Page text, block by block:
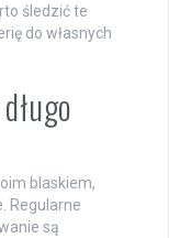
śledzić te
do własnych
blaskiem,
Regularne
są